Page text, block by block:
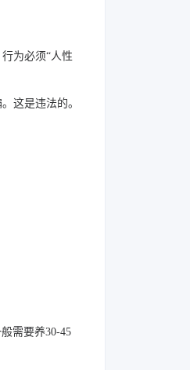
为必须“人性
这是违法的。
需要养30-45